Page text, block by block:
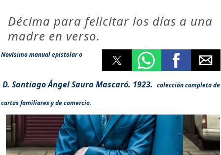
Décima para felicitar los días a una
madre en verso.
D. Santiago Ángel Saura Mascaró. 1923.
Novísimo manual epistolar o
colección completa de
cartas familiares y de comercio.